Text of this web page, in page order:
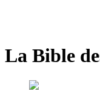
La Bible